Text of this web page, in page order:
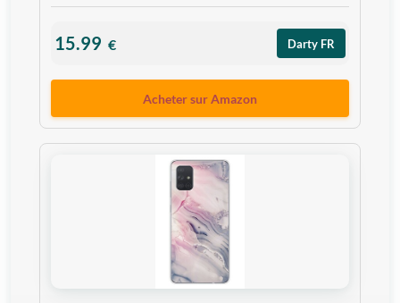
15.99 € Darty FR
Acheter sur Amazon